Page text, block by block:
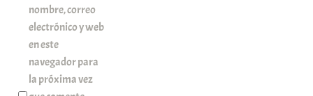
nombre, correo
electrónico y web
en este
navegador para
la próxima vez